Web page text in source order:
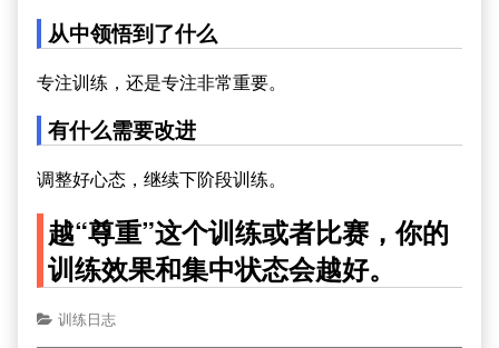
从中领悟到了什么
专注训练，还是专注非常重要。
有什么需要改进
调整好心态，继续下阶段训练。
越“尊重”这个训练或者比赛，你的
训练效果和集中状态会越好。
训练日志